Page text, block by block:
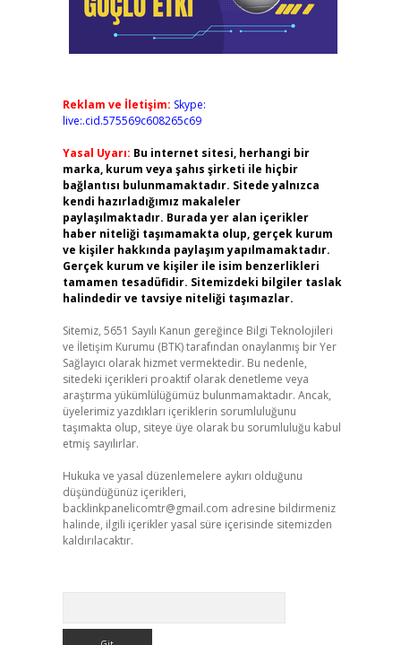
Reklam ve İletişim: Skype:
live:.cid.575569c608265c69
Yasal Uyarı: Bu internet sitesi, herhangi bir
marka, kurum veya şahıs şirketi ile hiçbir
bağlantısı bulunmamaktadır. Sitede yalnızca
kendi hazırladığımız makaleler
paylaşılmaktadır. Burada yer alan içerikler
haber niteliği taşımamakta olup, gerçek kurum
ve kişiler hakkında paylaşım yapılmamaktadır.
Gerçek kurum ve kişiler ile isim benzerlikleri
tamamen tesadüfidir. Sitemizdeki bilgiler taslak
halindedir ve tavsiye niteliği taşımazlar.
Sitemiz, 5651 Sayılı Kanun gereğince Bilgi Teknolojileri
ve İletişim Kurumu (BTK) tarafından onaylanmış bir Yer
Sağlayıcı olarak hizmet vermektedir. Bu nedenle,
sitedeki içerikleri proaktif olarak denetleme veya
araştırma yükümlülüğümüz bulunmamaktadır. Ancak,
üyelerimiz yazdıkları içeriklerin sorumluluğunu
taşımakta olup, siteye üye olarak bu sorumluluğu kabul
etmiş sayılırlar.
Hukuka ve yasal düzenlemelere aykırı olduğunu
düşündüğünüz içerikleri,
backlinkpanelicomtr@gmail.com adresine bildirmeniz
halinde, ilgili içerikler yasal süre içerisinde sitemizden
kaldırılacaktır.